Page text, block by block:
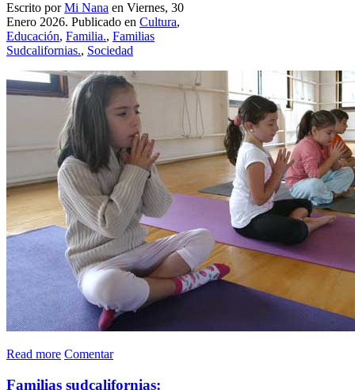
Escrito porMi Nana en Viernes, 30
Enero 2026. Publicado en Cultura,
Educación, Familia., Familias
Sudcalifornias., Sociedad
Read more Comentar
Familias sudcalifornias: